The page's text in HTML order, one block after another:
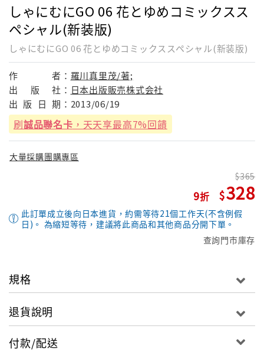
しゃにむにGO 06 花とゆめコミックスス
ペシャル(新装版)
しゃにむにGO 06 花とゆめコミックススペシャル(新装版)
作 者： 羅川真里茂/著;
出
版 社： 日本出版販売株式会社
出 版 日 期： 2013/06/19
刷誠品聯名卡 ，天天享最高7%回饋
大量採購團購專區
9
365
328
此訂單成立後向日本進貨，約需等待21個工作天(不含例假
日)。 為縮短等待，建議將此商品和其他商品分開下單。
查詢門市庫存
規格
退貨說明
付款/配送